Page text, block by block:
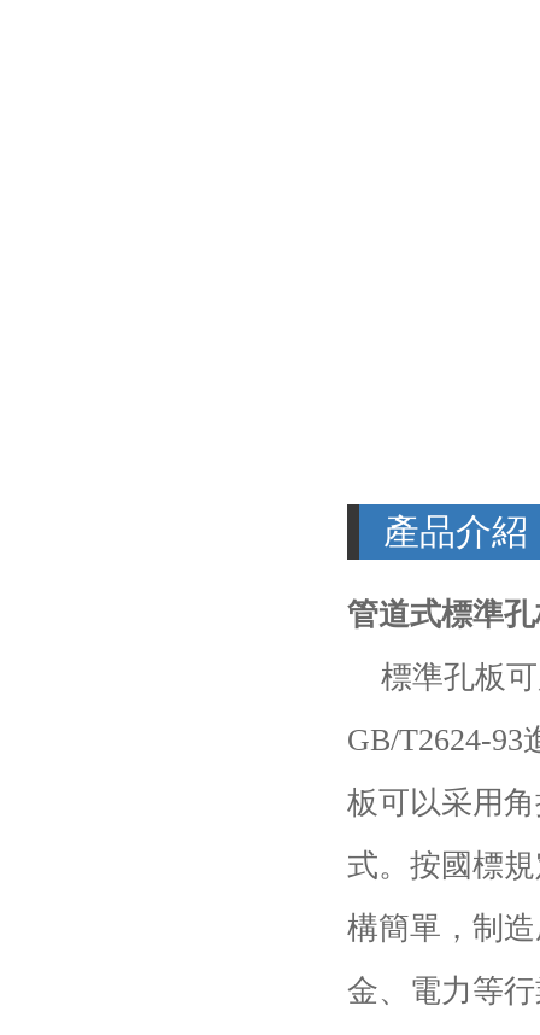
產品介紹
管道式標準
標準孔板可
GB/T2624-
板可以采用
式。按國標
構簡單，制
金、電力等